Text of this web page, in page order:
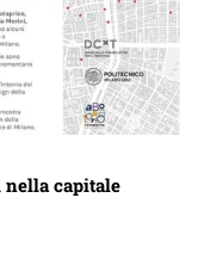
capitale